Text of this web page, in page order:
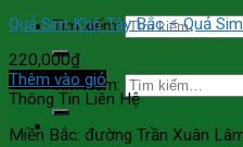
Tìm kiếm:
Tìm kiếm:
Quả Sim Khô Tây Bắc – Quả
220,000₫
Thêm vào giỏ
Thông Tin Liên Hệ
Miền Bắc: đường Trần Xuân